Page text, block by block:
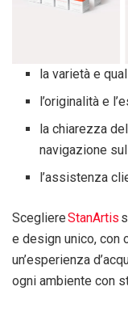
la varietà e
l’originalità e
la chiarezza
navigazione
l’assistenza
ScegliereStanArtis
e design unico, con
un’esperienza
ogni ambiente con